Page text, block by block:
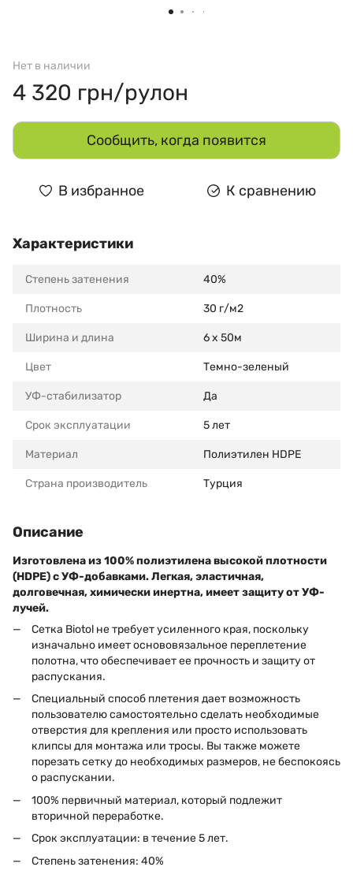
Нет в наличии
4 320 грн/рулон
Сообщить, когда появится
В избранное К сравнению
Характеристики
Степень затенения 40%
Плотность 30 г/м2
Ширина и длина 6 х 50м
Цвет Темно-зеленый
УФ-стабилизатор Да
Срок эксплуатации 5 лет
Материал Полиэтилен HDPE
Страна производитель Турция
Описание
Изготовлена из 100% полиэтилена высокой плотности
(HDPE) с УФ-добавками. Легкая, эластичная,
долговечная, химически инертна, имеет защиту от УФ-
лучей.
Сетка Biotol не требует усиленного края, поскольку
изначально имеет основовязальное переплетение
полотна, что обеспечивает ее прочность и защиту от
распускания.
Специальный способ плетения дает возможность
пользователю самостоятельно сделать необходимые
отверстия для крепления или просто использовать
клипсы для монтажа или тросы. Вы также можете
порезать сетку до необходимых размеров, не беспокоясь
о распускании.
100% первичный материал, который подлежит
вторичной переработке.
Срок эксплуатации: в течение 5 лет.
Степень затенения: 40%